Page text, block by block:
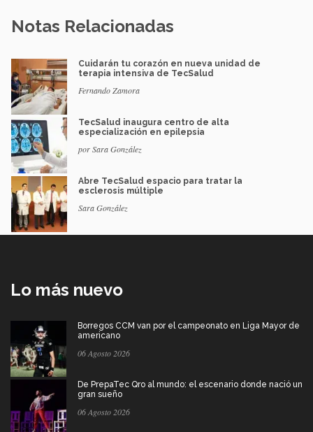
Notas Relacionadas
Cuidarán tu corazón en nueva unidad de
terapia intensiva de TecSalud
Fernando Zamora
TecSalud inaugura centro de alta
especialización en epilepsia
por Sara González
Abre TecSalud espacio para tratar la
esclerosis múltiple
Sara González
Lo más nuevo
Borregos CCM van por el campeonato en Liga Mayor de
americano
06 Agosto 2026
De PrepaTec Qro al mundo: el escenario donde nació un
gran sueño
06 Agosto 2026